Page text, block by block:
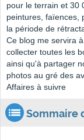
pour le terrain et 30
peintures, faïences,
la période de
Ce blog me servira
collecter toutes les
ainsi qu'à partager
photos au gré des
Affaires à suivre
Sommaire